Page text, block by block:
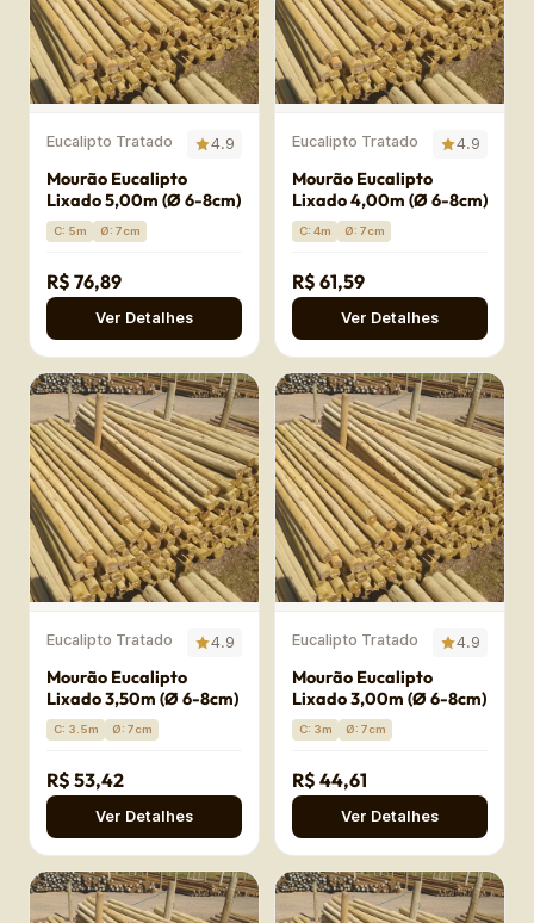
Eucalipto Tratado 4.9
Mourão Eucalipto
Lixado 5,00m (Ø 6-8cm)
C: 5m Ø: 7cm
R$ 76,89
Ver Detalhes
Eucalipto Tratado 4.9
Mourão Eucalipto
Lixado 4,00m (Ø 6-8cm)
C: 4m Ø: 7cm
R$ 61,59
Ver Detalhes
Eucalipto Tratado 4.9
Mourão Eucalipto
Lixado 3,50m (Ø 6-8cm)
C: 3.5m Ø: 7cm
R$ 53,42
Ver Detalhes
Eucalipto Tratado 4.9
Mourão Eucalipto
Lixado 3,00m (Ø 6-8cm)
C: 3m Ø: 7cm
R$ 44,61
Ver Detalhes